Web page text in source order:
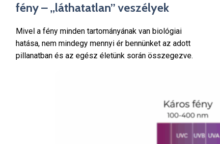
fény – „láthatatlan” veszélyek
Mivel a fény minden tartományának van biológiai
hatása, nem mindegy mennyi ér bennünket az adott
pillanatban és az egész életünk során összegezve.